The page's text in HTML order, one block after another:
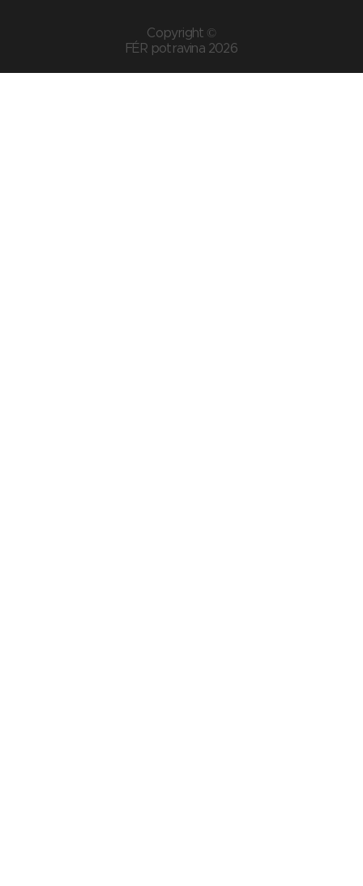
Copyright ©
FÉR potravina 2026